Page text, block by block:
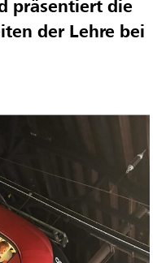
präsentiert die
der Lehre bei